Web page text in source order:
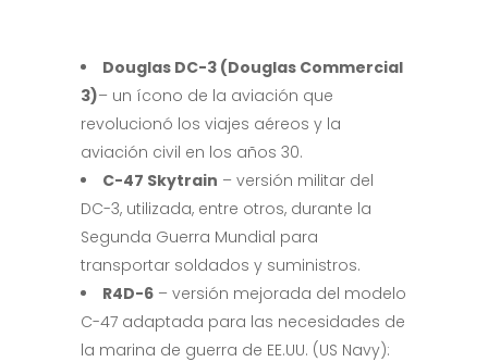
Douglas DC-3 (Douglas Commercial
3)– un ícono de la aviación que
revolucionó los viajes aéreos y la
aviación civil en los años 30.
C-47 Skytrain – versión militar del
DC-3, utilizada, entre otros, durante la
Segunda Guerra Mundial para
transportar soldados y suministros.
R4D-6 – versión mejorada del modelo
C-47 adaptada para las necesidades de
la marina de guerra de EE.UU. (US Navy):